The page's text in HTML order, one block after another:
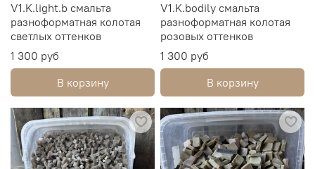
V1.K.light.b смальта
разноформатная колотая
светлых оттенков
1 300 руб
В корзину
V1.K.bodily смальта
разноформатная колотая
розовых оттенков
1 300 руб
В корзину